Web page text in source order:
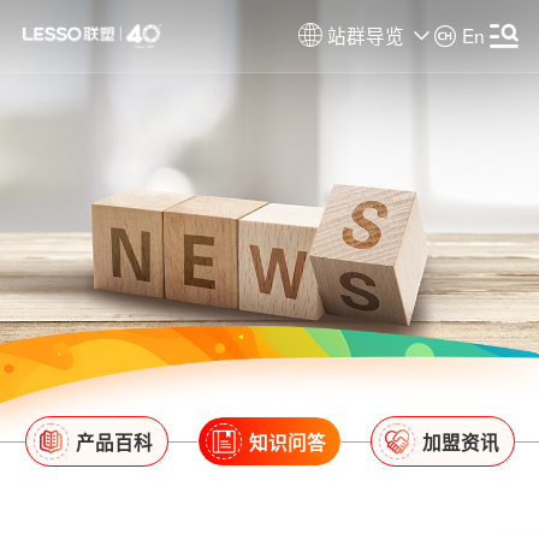
站群导览 En
产品百科 知识问答 加盟资讯